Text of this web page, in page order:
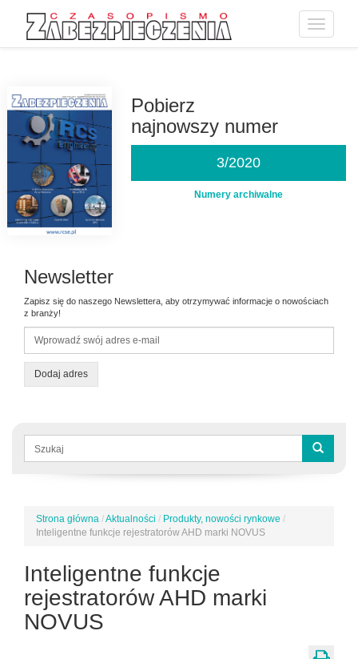
Toggle
Pobierz
najnowszy numer
3/2020
Numery archiwalne
Newsletter
Zapisz się do naszego Newslettera, aby otrzymywać informacje o nowościach
z branży!
Dodaj adres
Formularz
wyszukiwania
Jesteś
tutaj
Strona główna /Aktualności / Produkty, nowości rynkowe /
Inteligentne funkcje rejestratorów AHD marki NOVUS
Inteligentne funkcje
rejestratorów AHD marki
NOVUS